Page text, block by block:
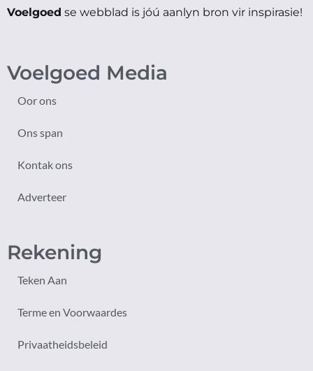
Voelgoed se webblad is jóú aanlyn bron vir inspirasie!
Voelgoed Media
Oor ons
Ons span
Kontak ons
Adverteer
Rekening
Teken Aan
Terme en Voorwaardes
Privaatheidsbeleid